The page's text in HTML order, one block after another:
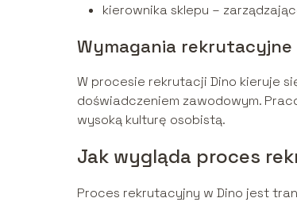
kierownika sklepu –
Wymagania rekrutacyjne
W procesie rekrutacji Dino kieruje
doświadczeniem zawodowym.
wysoką kulturę osobistą.
Jak wygląda proces
Proces rekrutacyjny w Dino jest